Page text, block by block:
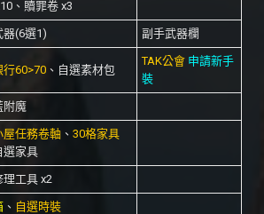
、贖罪卷 x3
器(6選1) 副手武器欄
行60>70 、自選素材包
TAK公會 申請新手
裝
附魔
屋任務卷軸 、30格家具
選家具
理工具 x2
、 自選時裝